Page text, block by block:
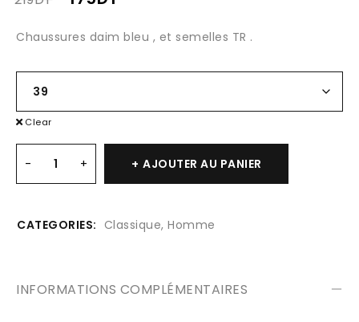
Chaussures daim bleu , et semelles TR .
Clear
AJOUTER AU PANIER
CATEGORIES: Classique, Homme
INFORMATIONS COMPLÉMENTAIRES